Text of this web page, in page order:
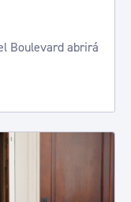
Boulevard abrirá